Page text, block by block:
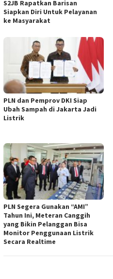
S2JB Rapatkan Barisan
Siapkan Diri Untuk Pelayanan
ke Masyarakat
PLN dan Pemprov DKI Siap
Ubah Sampah di Jakarta Jadi
Listrik
PLN Segera Gunakan “AMI”
Tahun Ini, Meteran Canggih
yang Bikin Pelanggan Bisa
Monitor Penggunaan Listrik
Secara Realtime